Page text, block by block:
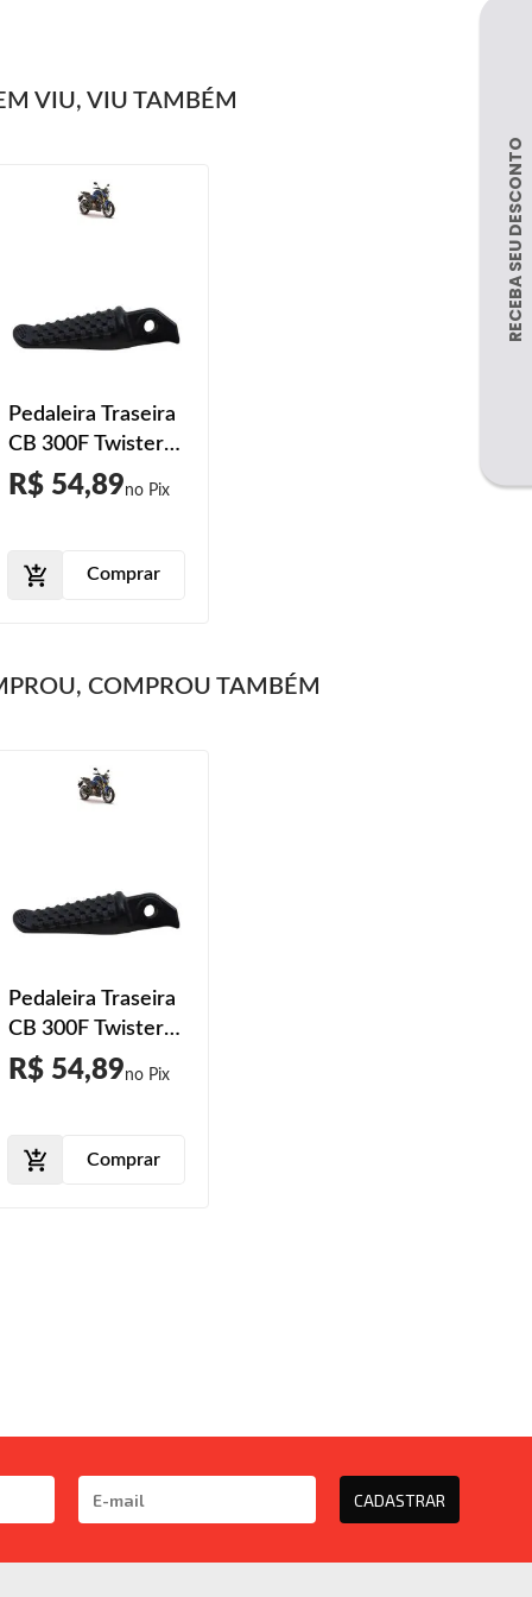
VIU, VIU TAMBÉM
Pedaleira Traseira
CB 300F Twister
2023 2024 Preto
R$ 54,89
Comprar
COMPROU TAMBÉM
Pedaleira Traseira
CB 300F Twister
2023 2024 Preto
R$ 54,89
Comprar
CADASTRAR